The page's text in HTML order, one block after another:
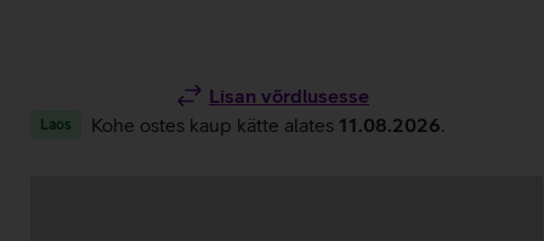
Lisan võrdlusesse
Laos Kohe ostes kaup kätte alates 11.08.2026